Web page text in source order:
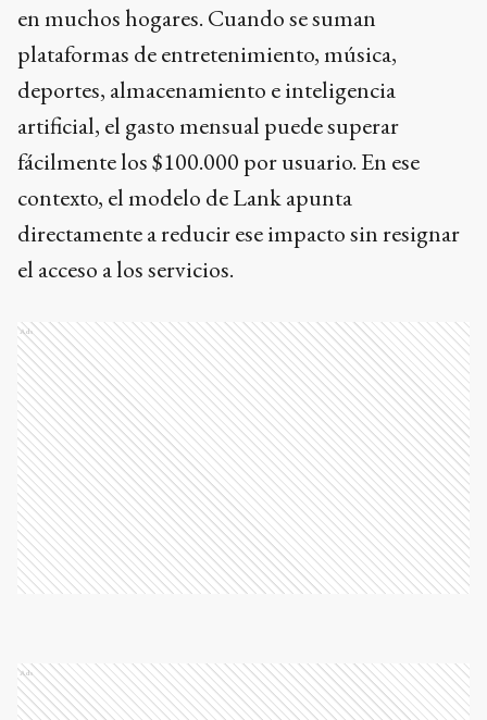
en muchos hogares. Cuando se suman
plataformas de entretenimiento, música,
deportes, almacenamiento e inteligencia
artificial, el gasto mensual puede superar
fácilmente los $100.000 por usuario. En ese
contexto, el modelo de Lank apunta
directamente a reducir ese impacto sin resignar
el acceso a los servicios.
Ads
Ads